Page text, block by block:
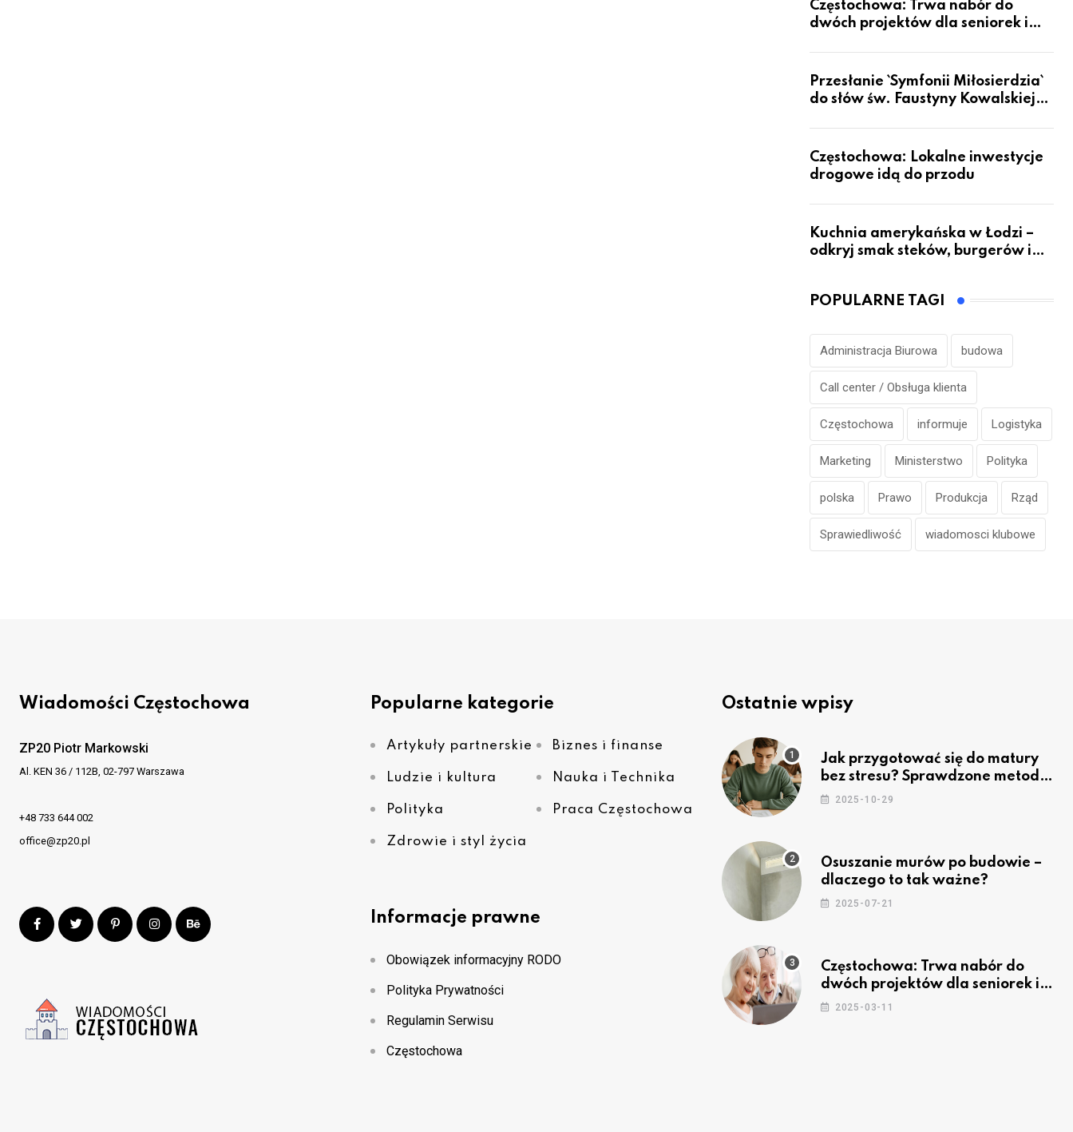
Częstochowa: Trwa nabór do
dwóch projektów dla seniorek i
Przesłanie `Symfonii Miłosierdzia`
do słów św. Faustyny Kowalskiej
Częstochowa: Lokalne inwestycje
drogowe idą do przodu
Kuchnia amerykańska w Łodzi –
odkryj smak steków, burgerów i
POPULARNE TAGI
Administracja Biurowa budowa
Call center / Obsługa klienta
Częstochowa informuje Logistyka
Marketing Ministerstwo Polityka
polska Prawo Produkcja Rząd
Sprawiedliwość wiadomosci klubowe
Wiadomości Częstochowa
ZP20 Piotr Markowski
Al. KEN 36 / 112B, 02-797 Warszawa
+48 733 644 002
office@zp20.pl
Popularne kategorie
Artykuły partnerskie Biznes i finanse
Ludzie i kultura Nauka i Technika
Polityka Praca Częstochowa
Zdrowie i styl życia
Informacje prawne
Obowiązek informacyjny RODO
Polityka Prywatności
Regulamin Serwisu
Częstochowa
Ostatnie wpisy
Jak przygotować się do matury
bez stresu? Sprawdzone metody
nauki z kursów w Częstochowie
2025-10-29
Osuszanie murów po budowie –
dlaczego to tak ważne?
2025-07-21
Częstochowa: Trwa nabór do
dwóch projektów dla seniorek i
seniorów
2025-03-11